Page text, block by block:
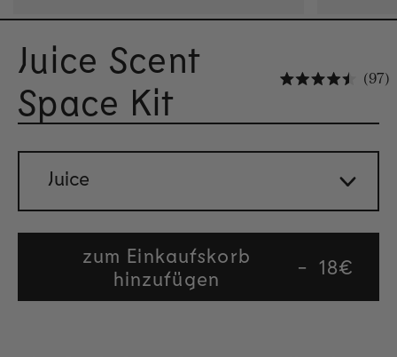
Juice Scent
Space Kit
97
Juice
zum Einkaufskorb
hinzufügen
Regular
18€